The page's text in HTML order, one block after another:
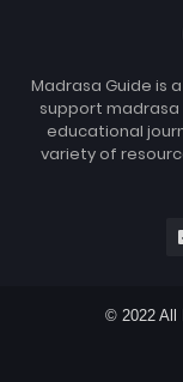
Madrasa Guide is
support
educational
variety of
© 2022 All